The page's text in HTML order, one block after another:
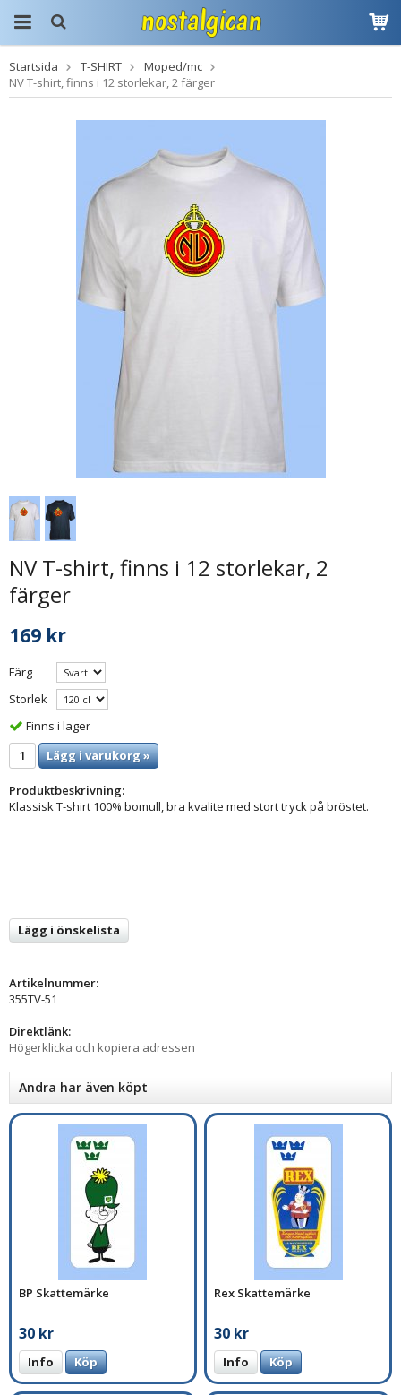
Produkten har blivit
tillagd i varukorgen
Startsida T-SHIRT
Moped/mc
NV T-shirt, finns i 12 storlekar, 2 färger
NV T-shirt, finns i 12 storlekar, 2
färger
169 kr
Färg
Storlek
Finns i lager
Lägg i varukorg »
Produktbeskrivning:
Klassisk T-shirt 100% bomull, bra kvalite med stort tryck på bröstet.
Lägg i önskelista
Artikelnummer:
355TV-51
Direktlänk:
Högerklicka och kopiera adressen
Andra har även köpt
BP Skattemärke
30 kr
Info Köp
Rex Skattemärke
30 kr
Info Köp